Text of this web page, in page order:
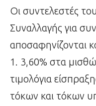
Οι συντελεστές
Συναλλαγής για
αποσαφηνίζονται
1. 3,60% στα
τιμολόγια
τόκων και τόκων